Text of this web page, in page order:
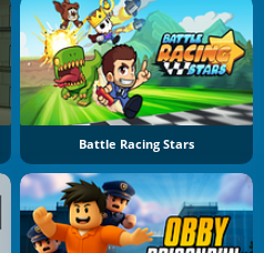
Battle Racing Stars